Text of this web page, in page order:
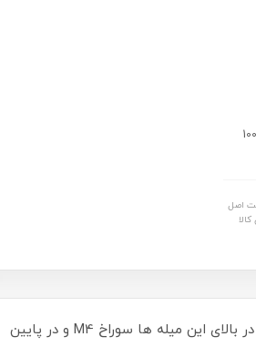
سایز: 20 میلیمتر 30 میلیمتر 40میلیمتر 50میلیمتر 60 میلیمتر 75 میلیمتر 100
اصل
این میله ها از استیل غیر مغناطیسی ساخته شده اند و جهت اتصال اجزای اپتومکانیکی و تنظیم ارتفاع آنها مناسب هستند. در بالای این میله ها سوراخ M4 و در پایین